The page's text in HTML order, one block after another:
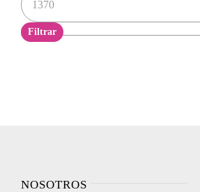
máximo
Filtrar
NOSOTROS